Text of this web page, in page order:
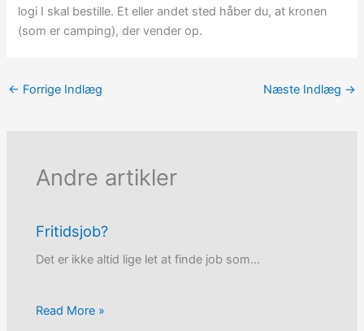
logi I skal bestille. Et eller andet sted håber du, at kronen
(som er camping), der vender op.
← Forrige Indlæg Næste Indlæg →
Andre artikler
Fritidsjob?
Det er ikke altid lige let at finde job som…
Read More »